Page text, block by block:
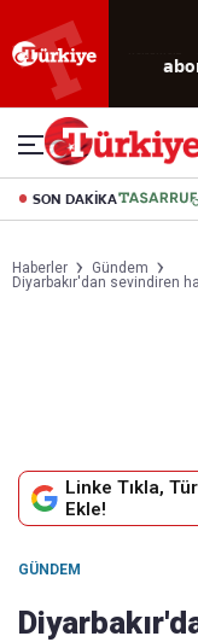
okuma
deneyimi
SON DAKİKA
Haberler
Gündem
Diyarbakır'dan sevindiren
Linke Tıkla,
Ekle!
GÜNDEM